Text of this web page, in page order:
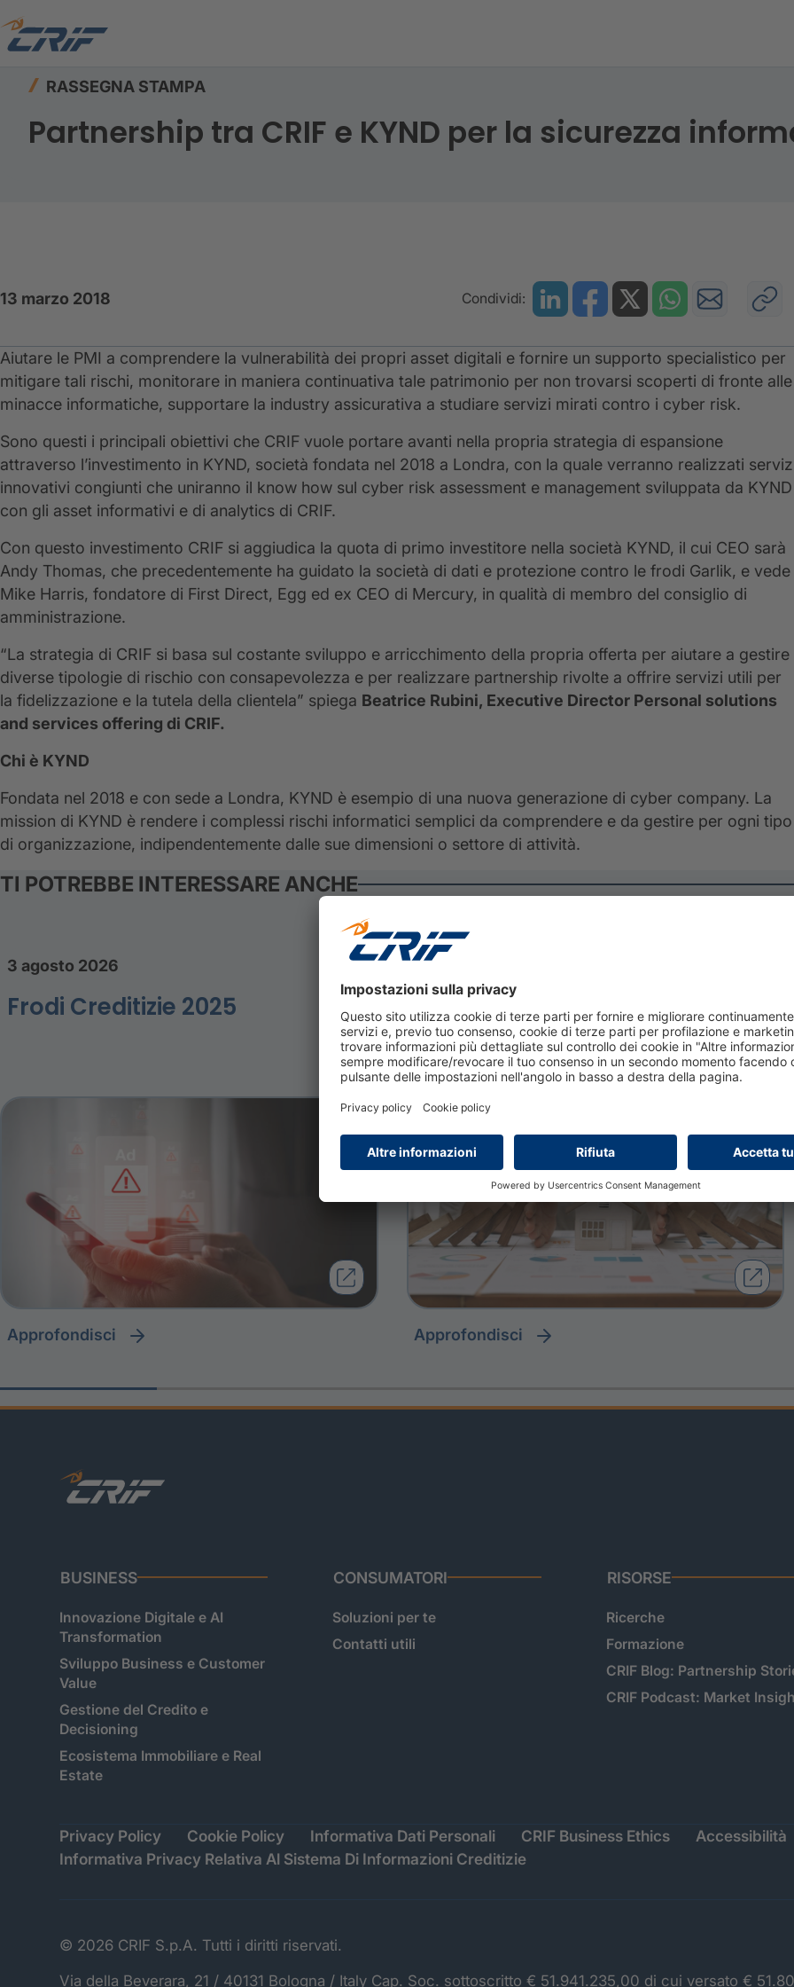
Home
RASSEGNA STAMPA
Partnership tra CRIF e KYND per la sicurezza
13 marzo 2018 Condividi:
Aiutare le PMI a comprendere la vulnerabilità dei propri asset digitali e fornire un supporto specialistico per
mitigare tali rischi, monitorare in maniera continuativa tale patrimonio per non trovarsi scoperti di fronte alle
minacce informatiche, supportare la industry assicurativa a studiare servizi mirati contro i cyber risk.
Sono questi i principali obiettivi che CRIF vuole portare avanti nella propria strategia di espansione
attraverso l’investimento in KYND, società fondata nel 2018 a Londra, con la quale verranno realizzati
innovativi congiunti che uniranno il know how sul cyber risk assessment e management sviluppata da KYND
con gli asset informativi e di analytics di CRIF.
Con questo investimento CRIF si aggiudica la quota di primo investitore nella società KYND, il cui CEO sarà
Andy Thomas, che precedentemente ha guidato la società di dati e protezione contro le frodi Garlik, e vede
Mike Harris, fondatore di First Direct, Egg ed ex CEO di Mercury, in qualità di membro del consiglio di
amministrazione.
“La strategia di CRIF si basa sul costante sviluppo e arricchimento della propria offerta per aiutare a gestire
diverse tipologie di rischio con consapevolezza e per realizzare partnership rivolte a offrire servizi utili per
la fidelizzazione e la tutela della clientela” spiega Beatrice Rubini, Executive Director Personal solutions
and services offering di CRIF.
Chi è KYND
Fondata nel 2018 e con sede a Londra, KYND è esempio di una nuova generazione di cyber company. La
mission di KYND è rendere i complessi rischi informatici semplici da comprendere e da gestire per ogni tipo
di organizzazione, indipendentemente dalle sue dimensioni o settore di attività.
TI POTREBBE INTERESSARE ANCHE
3 agosto 2026
Frodi Creditizie 2025
approfondisci
29 luglio 2026
Domanda Mutui secondo
trimestre 2026
approfondisci
BUSINESS
Innovazione Digitale e AI
Transformation
Sviluppo Business e Customer
Value
Gestione del Credito e
Decisioning
Ecosistema Immobiliare e Real
Estate
CONSUMATORI
Soluzioni per te
Contatti utili
RISORSE
Ricerche
Formazione
CRIF Blog: Partnership
CRIF Podcast: Market
Privacy Policy Cookie Policy Informativa Dati Personali CRIF Business Ethics
Accessibilità
Informativa Privacy Relativa Al Sistema Di Informazioni Creditizie
© 2026 CRIF S.p.A. Tutti i diritti riservati.
Via della Beverara, 21 / 40131 Bologna / Italy Cap. Soc. sottoscritto € 51.941.235,00 di cui versato €